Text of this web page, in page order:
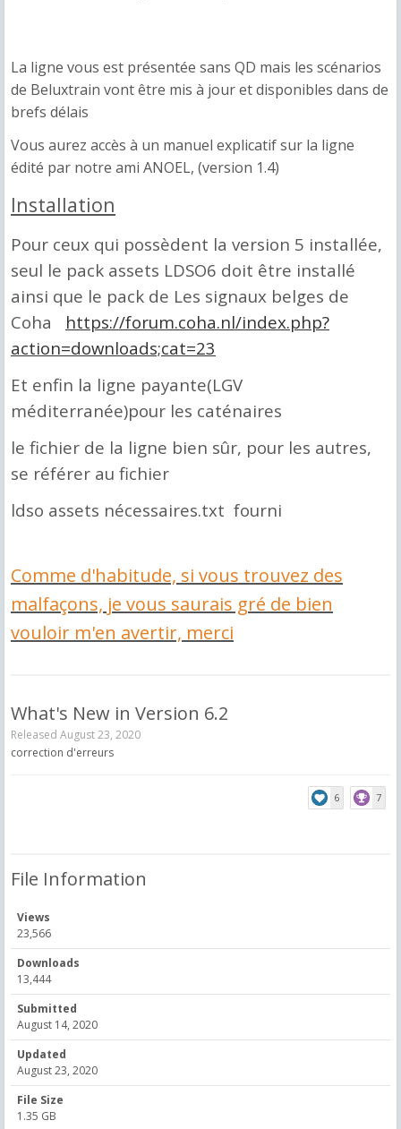
La ligne vous est présentée sans QD mais les scénarios
de Beluxtrain vont être mis à jour et disponibles dans de
brefs délais
Vous aurez accès à un manuel explicatif sur la ligne
édité par notre ami ANOEL, (version 1.4)
Installation
Pour ceux qui possèdent la version 5 installée,
seul le pack assets LDSO6 doit être installé
ainsi que le pack de Les signaux belges de
Coha
https://forum.coha.nl/index.php?
action=downloads;cat=23
Et enfin la ligne payante(LGV
méditerranée)pour les caténaires
le fichier de la ligne bien sûr, pour les autres,
se référer au fichier
ldso assets nécessaires.txt fourni
Comme d'habitude, si vous trouvez des
malfaçons, je vous saurais gré de bien
vouloir m'en avertir, merci
What's New in Version 6.2
Released August 23, 2020
correction d'erreurs
6 7
File Information
Views
23,566
Downloads
13,444
Submitted
August 14, 2020
Updated
August 23, 2020
File Size
1.35 GB